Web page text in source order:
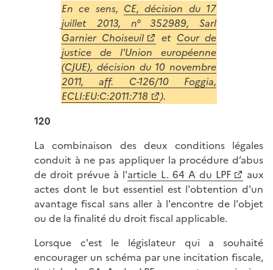
En ce sens, CE, décision du 17
juillet 2013, n° 352989, Sarl
Garnier Choiseuil
et Cour de
justice de l'Union européenne
(CJUE), décision du 10 novembre
2011, aff. C-126/10 Foggia,
ECLI:EU:C:2011:718
).
120
La combinaison des deux conditions légales
conduit à ne pas appliquer la procédure d’abus
de droit prévue à l'article L. 64 A du LPF
aux
actes dont le but essentiel est l'obtention d'un
avantage fiscal sans aller à l'encontre de l'objet
ou de la finalité du droit fiscal applicable.
Lorsque c'est le législateur qui a souhaité
encourager un schéma par une incitation fiscale,